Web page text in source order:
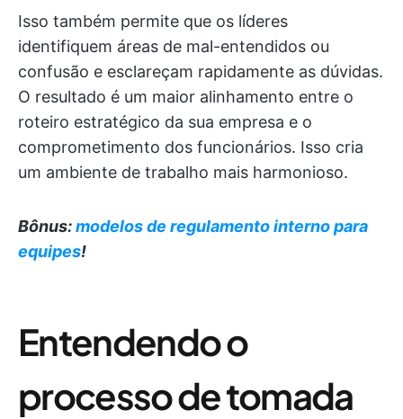
Isso também permite que os líderes
identifiquem áreas de mal-entendidos ou
confusão e esclareçam rapidamente as dúvidas.
O resultado é um maior alinhamento entre o
roteiro estratégico da sua empresa e o
comprometimento dos funcionários. Isso cria
um ambiente de trabalho mais harmonioso.
Bônus:modelos de regulamento interno para
equipes!
Entendendo o
processo de tomada